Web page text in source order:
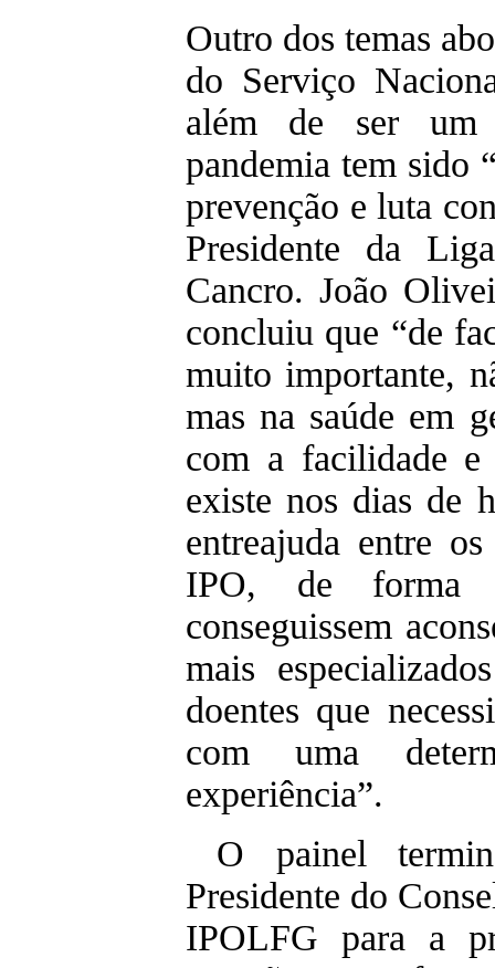
Outro dos temas
do Serviço
além de ser
pandemia tem sido
prevenção e luta
Presidente da
Cancro. João
concluiu que “de
muito importante,
mas na saúde em
com a facilidade e
existe nos dias de
entreajuda entre
IPO, de forma
conseguissem
mais
doentes que
com uma
experiência”.
O painel
Presidente do
IPOLFG para a